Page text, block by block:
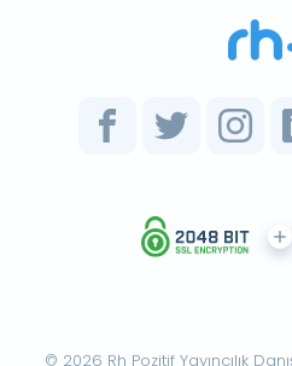
© 2026 Rh Pozitif Yayıncılık